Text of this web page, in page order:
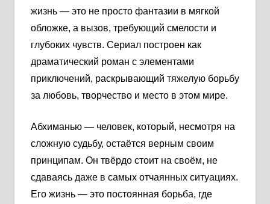
жизнь — это не просто фантазии в мягкой
обложке, а вызов, требующий смелости и
глубоких чувств. Сериал построен как
драматический роман с элементами
приключений, раскрывающий тяжелую борьбу
за любовь, творчество и место в этом мире.
Абхиманью — человек, который, несмотря на
сложную судьбу, остаётся верным своим
принципам. Он твёрдо стоит на своём, не
сдаваясь даже в самых отчаянных ситуациях.
Его жизнь — это постоянная борьба, где